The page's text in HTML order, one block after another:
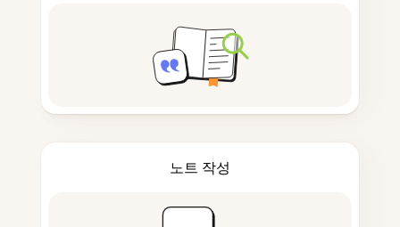
노트 작성